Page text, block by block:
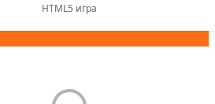
HTML5 игра